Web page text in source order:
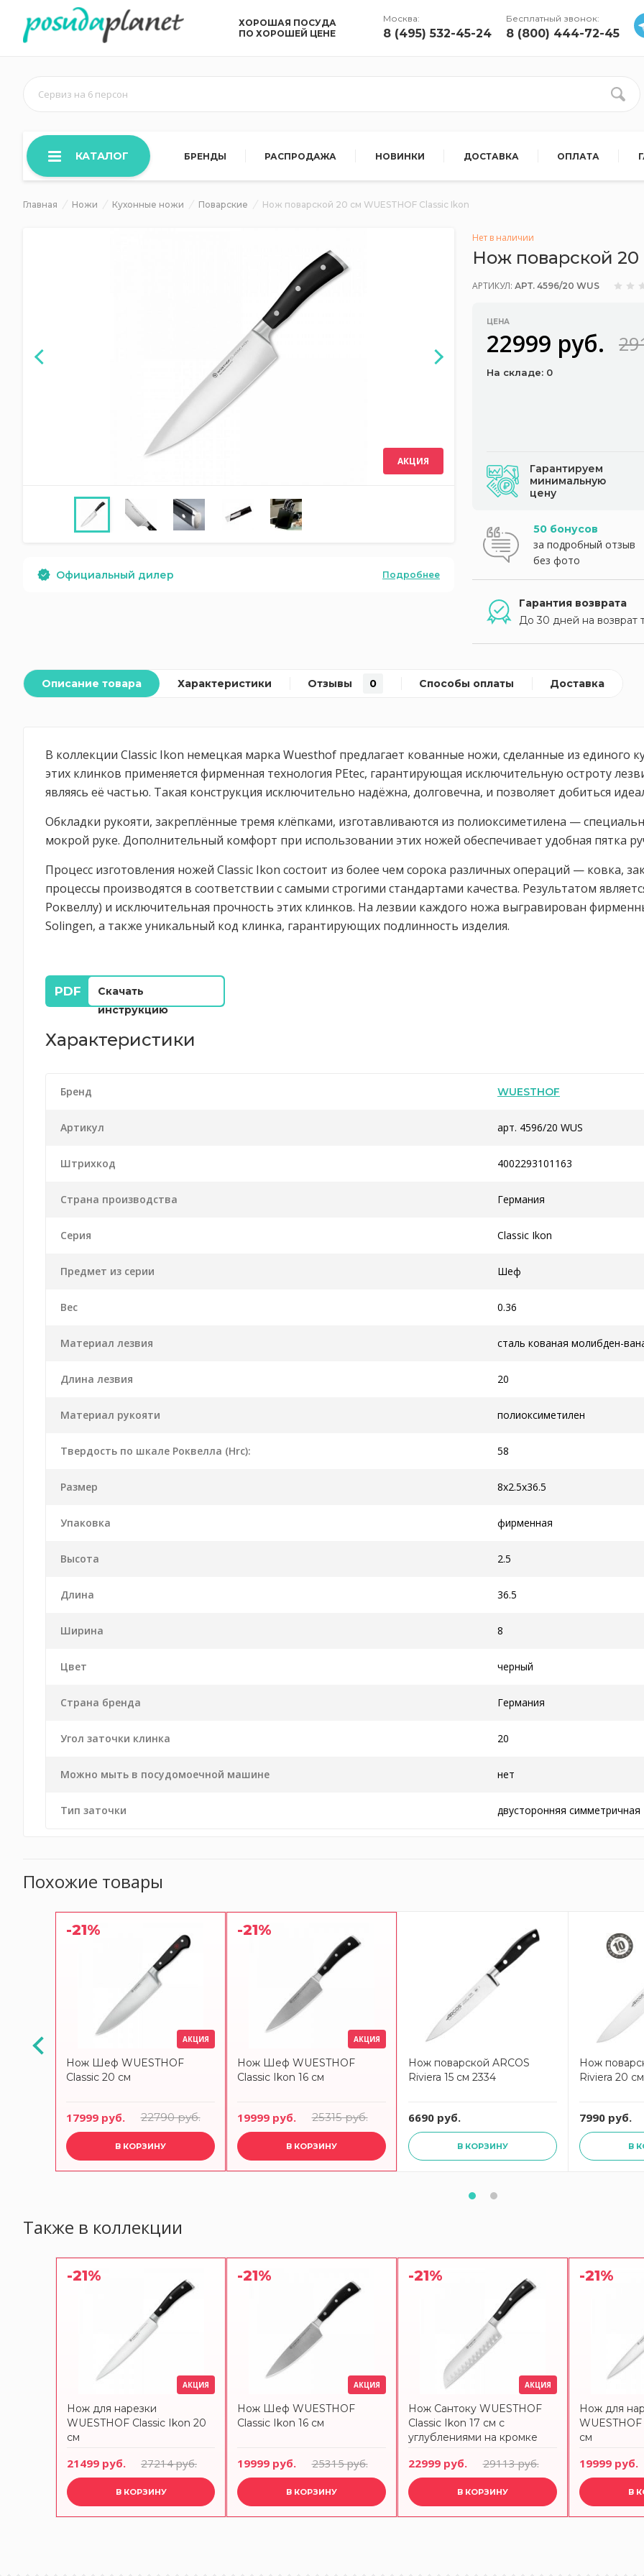
ХОРОШАЯ ПОСУДА
ПО ХОРОШЕЙ ЦЕНЕ
Москва:
8 (495) 532-45-24
Бесплатный звонок:
8 (800) 444-72-45
Сервиз на 6 персон
КАТАЛОГ БРЕНДЫ РАСПРОДАЖА НОВИНКИ ДОСТАВКА ОПЛАТА
Главная Ножи Кухонные ножи Поварские Нож поварской 20 см WUESTHOF Classic Ikon
АКЦИЯ
Официальный дилер Подробнее
Нет в наличии
Нож поварской 20
АРТИКУЛ: АРТ. 4596/20 WUS
ЦЕНА
22999 руб.
На складе: 0
Гарантируем
минимальную
цену
50 бонусов
за подробный отзыв
без фото
Гарантия возврата
До 30 дней на возврат
Описание товара Характеристики Отзывы 0 Способы оплаты Доставка
В коллекции Classic Ikon немецкая марка Wuesthof предлагает кованные ножи, сделанные из единого
этих клинков применяется фирменная технология PEtec, гарантирующая исключительную остроту
являясь её частью. Такая конструкция исключительно надёжна, долговечна, и позволяет добиться
Обкладки рукояти, закреплённые тремя клёпками, изготавливаются из полиоксиметилена —
мокрой руке. Дополнительный комфорт при использовании этих ножей обеспечивает удобная пятка
Процесс изготовления ножей Classic Ikon состоит из более чем сорока различных операций — ковка,
процессы производятся в соответствии с самыми строгими стандартами качества. Результатом
Роквеллу) и исключительная прочность этих клинков. На лезвии каждого ножа выгравирован
Solingen, а также уникальный код клинка, гарантирующих подлинность изделия.
Скачать
инструкцию
Характеристики
Бренд WUESTHOF
Артикул арт. 4596/20 WUS
Штрихкод 4002293101163
Страна производства Германия
Серия Classic Ikon
Предмет из серии Шеф
Вес 0.36
Материал лезвия сталь кованая молибден-
Длина лезвия 20
Материал рукояти полиоксиметилен
Твердость по шкале Роквелла (Hrc): 58
Размер 8x2.5x36.5
Упаковка фирменная
Высота 2.5
Длина 36.5
Ширина 8
Цвет черный
Страна бренда Германия
Угол заточки клинка 20
Можно мыть в посудомоечной машине нет
Тип заточки двусторонняя симметричная
Похожие товары
-21%
АКЦИЯ
Нож Шеф WUESTHOF
Classic 20 см
17999 руб. 22790 руб.
В КОРЗИНУ
-21%
АКЦИЯ
Нож Шеф WUESTHOF
Classic Ikon 16 см
19999 руб. 25315 руб.
В КОРЗИНУ
Нож поварской ARCOS
Riviera 15 см 2334
6690 руб.
В КОРЗИНУ
Нож
Riviera 20
7990 руб.
В
Также в коллекции
-21%
АКЦИЯ
Нож для нарезки
WUESTHOF Classic Ikon 20
см
21499 руб. 27214 руб.
В КОРЗИНУ
-21%
АКЦИЯ
Нож Шеф WUESTHOF
Classic Ikon 16 см
19999 руб. 25315 руб.
В КОРЗИНУ
-21%
АКЦИЯ
Нож Сантоку WUESTHOF
Classic Ikon 17 см с
углублениями на кромке
22999 руб. 29113 руб.
В КОРЗИНУ
-21%
Нож для
WUESTHOF
см
19999 руб.
В